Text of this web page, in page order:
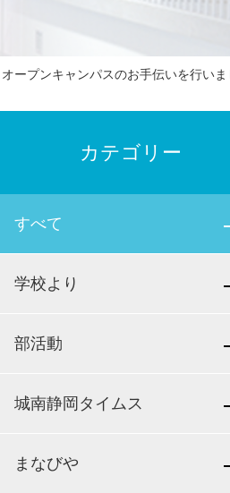
ープンキャンパスのお手伝いを行いま
カテゴリー
すべて
学校より
部活動
城南静岡タイムス
まなびや